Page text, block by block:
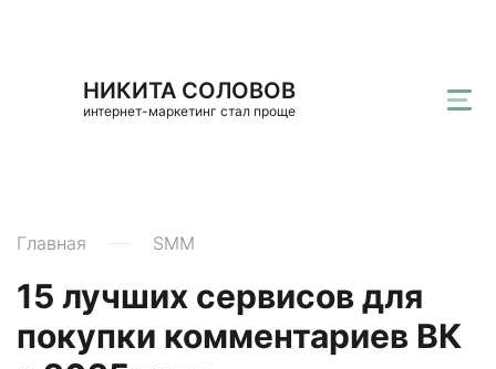
НИКИТА СОЛОВОВ
интернет-маркетинг стал проще
Главная SMM
15 лучших сервисов для
покупки комментариев ВК